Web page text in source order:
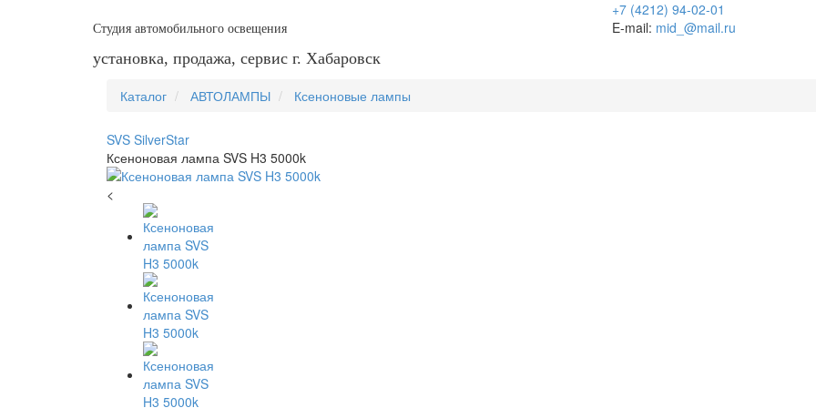
Студия автомобильного освещения
установка, продажа, сервис г. Хабаровск
+7 (4212) 94-02-01
E-mail: mid_@mail.ru
Каталог АВТОЛАМПЫ Ксеноновые лампы
SVS SilverStar
Ксеноновая лампа SVS H3 5000k
<